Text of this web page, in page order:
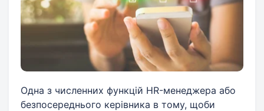
Одна з численних функцій HR-менеджера або
безпосереднього керівника в тому, щоби